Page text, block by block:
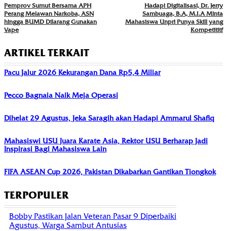
Pemprov Sumut Bersama APH
Perang Melawan Narkoba, ASN
hingga BUMD Dilarang Gunakan
Vape
Hadapi Digitalisasi, Dr. Jerry
Sambuaga, B.A, M.I.A Minta
Mahasiswa Unpri Punya Skill yang
Kompetititf
ARTIKEL TERKAIT
Pacu Jalur 2026 Kekurangan Dana Rp5,4 Miliar
Pecco Bagnaia Naik Meja Operasi
Dihelat 29 Agustus, Jeka Saragih akan Hadapi Ammarul Shafiq
Mahasiswi USU Juara Karate Asia, Rektor USU Berharap Jadi
Inspirasi Bagi Mahasiswa Lain
FIFA ASEAN Cup 2026, Pakistan Dikabarkan Gantikan Tiongkok
TERPOPULER
Bobby Pastikan Jalan Veteran Pasar 9 Diperbaiki
Agustus, Warga Sambut Antusias